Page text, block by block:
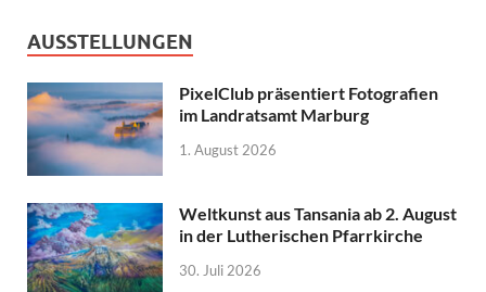
AUSSTELLUNGEN
PixelClub präsentiert Fotografien
im Landratsamt Marburg
1. August 2026
Weltkunst aus Tansania ab 2. August
in der Lutherischen Pfarrkirche
30. Juli 2026